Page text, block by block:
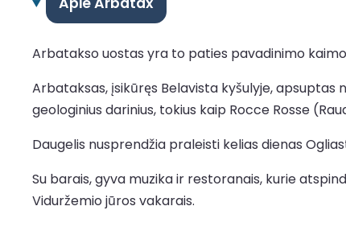
Arbatakso uostas yra to paties pavadinimo
Arbataksas, įsikūręs Belavista kyšulyje,
geologinius darinius, tokius kaip Rocce Rosse
Daugelis nusprendžia praleisti kelias dienas
Su barais, gyva muzika ir restoranais, kurie
Viduržemio jūros vakarais.